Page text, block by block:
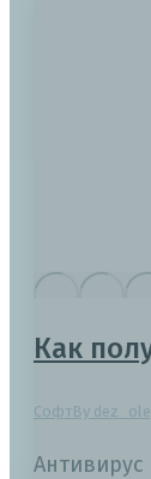
Как
СофтBy